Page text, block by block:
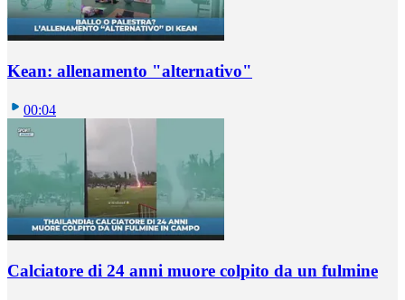
Kean: allenamento "alternativo"
00:04
Calciatore di 24 anni muore colpito da un fulmine